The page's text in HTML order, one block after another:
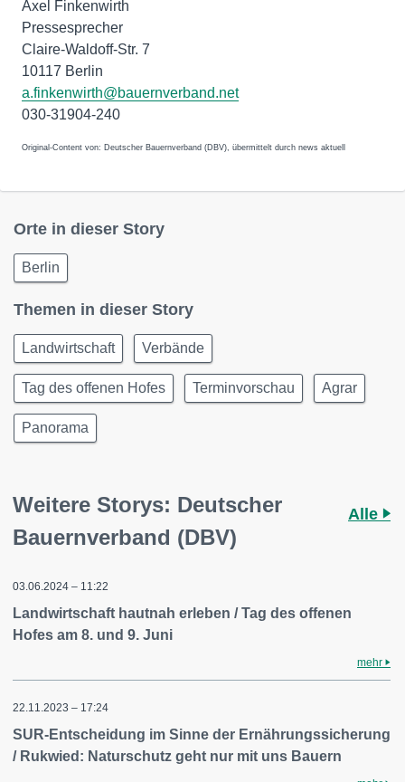
Axel Finkenwirth
Pressesprecher
Claire-Waldoff-Str. 7
10117 Berlin
a.finkenwirth@bauernverband.net
030-31904-240
Original-Content von: Deutscher Bauernverband (DBV), übermittelt durch news aktuell
Orte in dieser Story
Berlin
Themen in dieser Story
Landwirtschaft Verbände
Tag des offenen Hofes Terminvorschau Agrar
Panorama
Weitere Storys: Deutscher
Bauernverband (DBV)
Alle
03.06.2024 – 11:22
Landwirtschaft hautnah erleben / Tag des offenen
Hofes am 8. und 9. Juni
mehr
22.11.2023 – 17:24
SUR-Entscheidung im Sinne der Ernährungssicherung
/ Rukwied: Naturschutz geht nur mit uns Bauern